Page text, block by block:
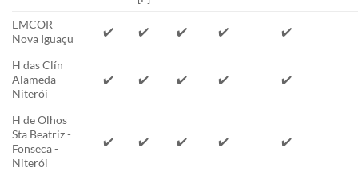
EMCOR -
Nova Iguaçu
✔️ ✔️ ✔️ ✔️ ✔️
H das Clín
Alameda -
Niterói
✔️ ✔️ ✔️ ✔️ ✔️
H de Olhos
Sta Beatriz -
Fonseca -
Niterói
✔️ ✔️ ✔️ ✔️ ✔️